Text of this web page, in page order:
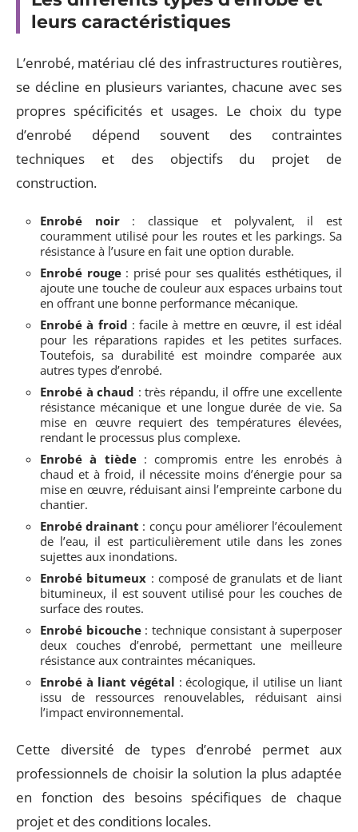
leurs caractéristiques
L’enrobé, matériau clé des infrastructures routières,
se décline en plusieurs variantes, chacune avec ses
propres spécificités et usages. Le choix du type
d’enrobé dépend souvent des contraintes
techniques et des objectifs du projet de
construction.
Enrobé noir: classique et polyvalent, il est
couramment utilisé pour les routes et les parkings. Sa
résistance à l’usure en fait une option durable.
Enrobé rouge: prisé pour ses qualités esthétiques, il
ajoute une touche de couleur aux espaces urbains tout
en offrant une bonne performance mécanique.
Enrobé à froid : facile à mettre en œuvre, il est idéal
pour les réparations rapides et les petites surfaces.
Toutefois, sa durabilité est moindre comparée aux
autres types d’enrobé.
Enrobé à chaud : très répandu, il offre une excellente
résistance mécanique et une longue durée de vie. Sa
mise en œuvre requiert des températures élevées,
rendant le processus plus complexe.
Enrobé à tiède: compromis entre les enrobés à
chaud et à froid, il nécessite moins d’énergie pour sa
mise en œuvre, réduisant ainsi l’empreinte carbone du
chantier.
Enrobé drainant : conçu pour améliorer l’écoulement
de l’eau, il est particulièrement utile dans les zones
sujettes aux inondations.
Enrobé bitumeux : composé de granulats et de liant
bitumineux, il est souvent utilisé pour les couches de
surface des routes.
Enrobé bicouche: technique consistant à superposer
deux couches d’enrobé, permettant une meilleure
résistance aux contraintes mécaniques.
Enrobé à liant végétal : écologique, il utilise un liant
issu de ressources renouvelables, réduisant ainsi
l’impact environnemental.
Cette diversité de types d’enrobé permet aux
professionnels de choisir la solution la plus adaptée
en fonction des besoins spécifiques de chaque
projet et des conditions locales.